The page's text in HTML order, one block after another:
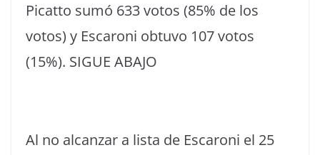
Picatto sumó 633 votos (85% de los
votos) y Escaroni obtuvo 107 votos
(15%). SIGUE ABAJO
Al no alcanzar a lista de Escaroni el 25